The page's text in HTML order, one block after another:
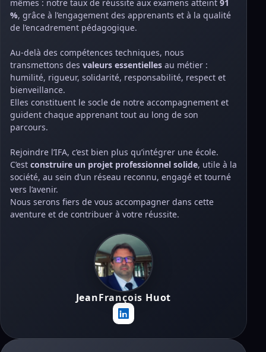
mêmes : notre taux de réussite aux examens atteint 91
%, grâce à l’engagement des apprenants et à la qualité
de l’encadrement pédagogique.
Au-delà des compétences techniques, nous
transmettons des valeurs essentielles au métier :
humilité, rigueur, solidarité, responsabilité, respect et
bienveillance.
Elles constituent le socle de notre accompagnement et
guident chaque apprenant tout au long de son
parcours.
Rejoindre l’IFA, c’est bien plus qu’intégrer une école.
C’est construire un projet professionnel solide, utile à la
société, au sein d’un réseau reconnu, engagé et tourné
vers l’avenir.
Nous serons fiers de vous accompagner dans cette
aventure et de contribuer à votre réussite.
JeanFrançois Huot